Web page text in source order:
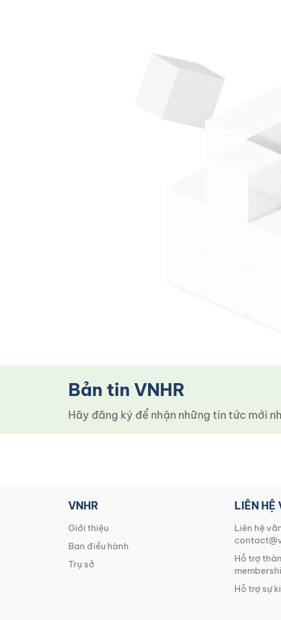
Bản tin VNHR
Hãy đăng ký để nhận những tin tức mới
VNHR
Giới thiệu
Ban điều hành
Trụ sở
LIÊN HỆ
Liên hệ
Hỗ trợ
Hỗ trợ sự